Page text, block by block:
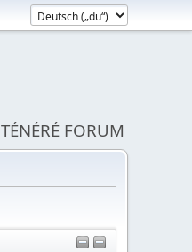
TÉNÉRÉ FORUM